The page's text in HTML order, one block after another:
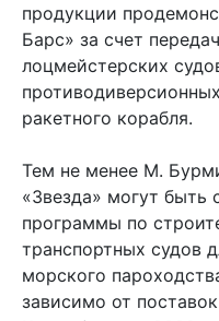
продукции
Барс» за счет
лоцмейстерских
ракетного корабля.
Тем не менее М.
«Звезда» могут быть
программы по
транспортных судов
морского
зависимо от